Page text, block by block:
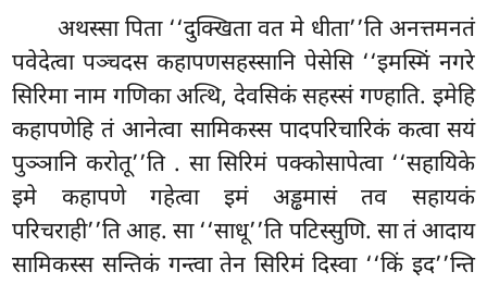
अथस्सा पिता ‘‘दुक्खिता वत मे धीता’’ति अनत्तमनतं
पवेदेत्वा पञ्चदस कहापणसहस्सानि पेसेसि ‘‘इमस्मिं नगरे
सिरिमा नाम गणिका अत्थि, देवसिकं सहस्सं गण्हाति. इमेहि
कहापणेहि तं आनेत्वा सामिकस्स पादपरिचारिकं कत्वा सयं
पुञ्ञानि करोतू’’ति . सा सिरिमं पक्कोसापेत्वा ‘‘सहायिके
इमे कहापणे गहेत्वा इमं अड्ढमासं तव सहायकं
परिचराही’’ति आह. सा ‘‘साधू’’ति पटिस्सुणि. सा तं आदाय
सामिकस्स सन्तिकं गन्त्वा तेन सिरिमं दिस्वा ‘‘किं इद’’न्ति